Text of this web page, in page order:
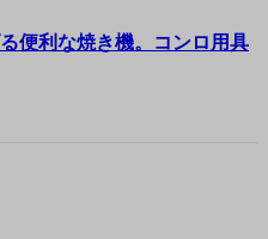
便利な焼き機。コンロ用具